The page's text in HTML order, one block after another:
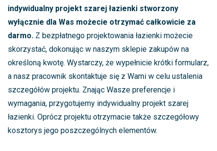
indywidualny projekt szarej łazienki stworzony
wyłącznie dla Was możecie otrzymać całkowicie za
darmo. Z bezpłatnego projektowania łazienki możecie
skorzystać, dokonując w naszym sklepie zakupów na
określoną kwotę. Wystarczy, że wypełnicie krótki formularz,
a nasz pracownik skontaktuje się z Wami w celu ustalenia
szczegółów projektu. Znając Wasze preferencje i
wymagania, przygotujemy indywidualny projekt szarej
łazienki. Oprócz projektu otrzymacie także szczegółowy
kosztorys jego poszczególnych elementów.